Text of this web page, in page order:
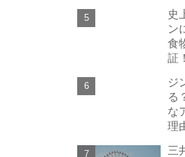
史
ン
食
証！
ジ
る
な
理
三